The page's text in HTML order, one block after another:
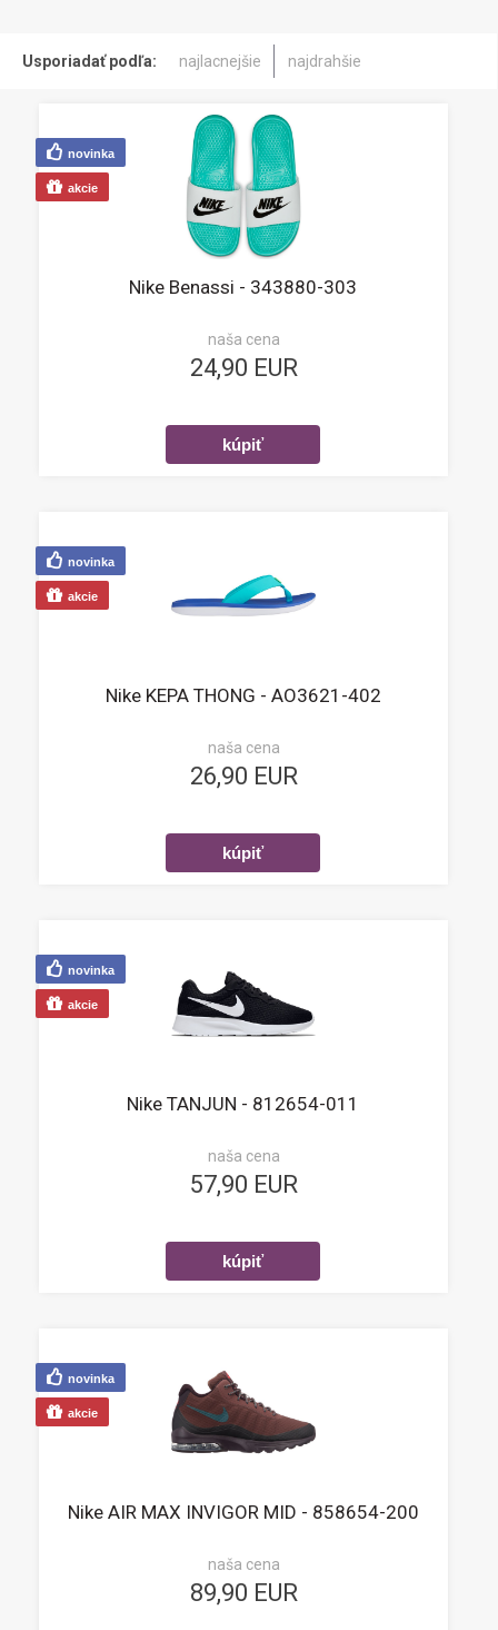
Usporiadať podľa: najlacnejšie najdrahšie
Nike Benassi - 343880-303
naša cena
24,90 EUR
novinka
akcie
Nike KEPA THONG - AO3621-402
naša cena
26,90 EUR
novinka
akcie
Nike TANJUN - 812654-011
naša cena
57,90 EUR
novinka
akcie
Nike AIR MAX INVIGOR MID - 858654-200
naša cena
89,90 EUR
novinka
akcie